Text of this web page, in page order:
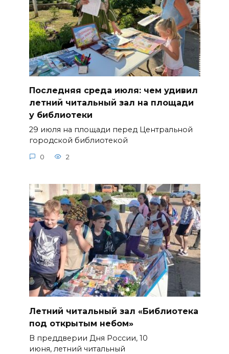
Последняя среда июля: чем удивил
летний читальный зал на площади
у библиотеки
29 июля на площади перед Центральной
городской библиотекой
0 2
Летний читальный зал «Библиотека
под открытым небом»
В преддверии Дня России, 10
июня, летний читальный